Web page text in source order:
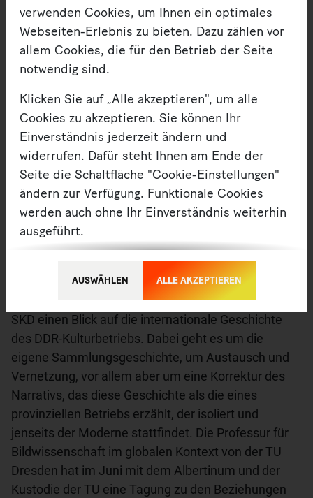
verwenden Cookies, um Ihnen ein optimales
Webseiten-Erlebnis zu bieten. Dazu zählen vor
allem Cookies, die für den Betrieb der Seite
notwendig sind.
Klicken Sie auf „Alle akzeptieren", um alle
Cookies zu akzeptieren. Sie können Ihr
Einverständnis jederzeit ändern und
widerrufen. Dafür steht Ihnen am Ende der
Seite die Schaltfläche "Cookie-Einstellungen"
ändern zur Verfügung. Funktionale Cookies
werden auch ohne Ihr Einverständnis weiterhin
ausgeführt.
Möchten Sie die verwendeten Cookies
anpassen, erreichen Sie die Einstellungen über
die Schaltfläche "Auswählen".
Weitere Informationen finden Sie in unseren
Datenschutzbestimmungen oder dem
Impressum
AUSWÄHLEN ALLE AKZEPTIEREN
08. SEPTEMBER 2022 — FILM
Die globale DDR - Eine
transkulturelle
Kunstgeschichte (1949-1990)
Mit dem Projekt „Kontrapunkte“ unternehmen die
SKD einen Blick auf die internationale Geschichte
des DDR-Kulturbetriebs. Dabei geht es um die
eigene Sammlungsgeschichte, um Austausch und
Vernetzung, vor allem aber um eine Korrektur des
Narrativs, das diese Geschichte als die eines
provinziellen Betriebs erzählt, der isoliert und
jenseits der Moderne stattfindet. Die Professur für
Bildwissenschaft im globalen Kontext von der TU
Dresden hat im Juni mit dem Albertinum und der
Kustodie der TU eine Tagung zu den Beziehungen
Albertinum